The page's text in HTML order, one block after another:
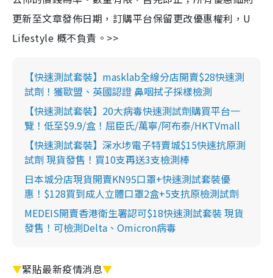
更新至文章發佈日期，訂購平台保留更改優惠權利，U
Lifestyle 概不負責。>>
【快速測試套裝】masklab全線分店開賣$28快速測
試劑！獲歐盟、英國認證 鼻咽拭子採樣檢測
【快速測試套裝】20大病毒快速測試劑購買平台一
覽！低至$9.9/盒！屈臣氏/萬寧/阿布泰/HKTVmall
【快速測試套裝】深水埗電子特賣城$15快速抗原測
試劑 現貨發售！買10支再送3支檢測棒
日本城分店現貨開賣KN95口罩+快速測試套裝優
惠！$128買到成人立體口罩2盒+5支抗原檢測試劑
MEDEIS開賣香港衛生署認可$18快速測試套裝 現貨
發售！可檢測Delta、Omicron病毒
▼緊貼最新疫情消息▼